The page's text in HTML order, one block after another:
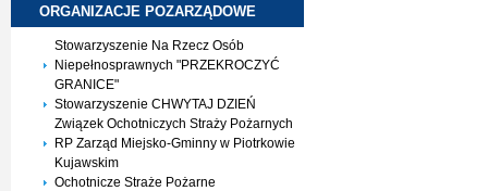
ORGANIZACJE POZARZĄDOWE
Stowarzyszenie Na Rzecz Osób
Niepełnosprawnych "PRZEKROCZYĆ
GRANICE"
Stowarzyszenie CHWYTAJ DZIEŃ
Związek Ochotniczych Straży Pożarnych
RP Zarząd Miejsko-Gminny w Piotrkowie
Kujawskim
Ochotnicze Straże Pożarne